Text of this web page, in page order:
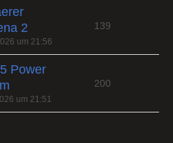
2
um 21:56
139
Power
um 21:51
200